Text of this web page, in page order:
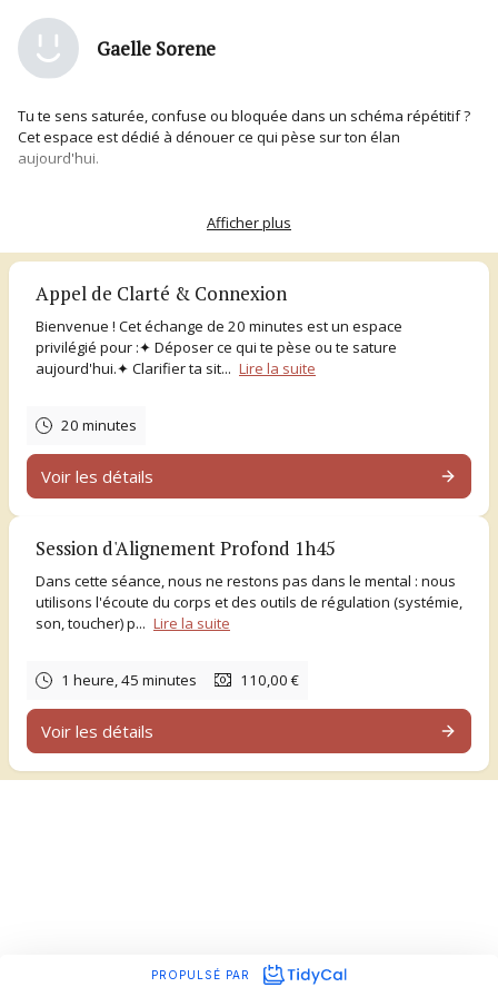
Gaelle Sorene
Tu te sens saturée, confuse ou bloquée dans un schéma répétitif ?
Cet espace est dédié à dénouer ce qui pèse sur ton élan
aujourd'hui.
Une séance qui relie le mental et le corps. Nous utilisons la parole,
libérer les tensions là où ton mental ne peut plus agir.
L'objectif :
Repartir avec une vision limpide, un système nerveux apaisé et des
clés concrètes pour retrouver ta juste place.
Visio : Possible sur demande.
Durée :1h30 d'immersion.
Si tu hésites encore, tu peux réserver un "Appel de Clarté" de 20 min
Plus d'infos : www.gaellesorene.com
Afficher plus
Appel de Clarté & Connexion
Bienvenue ! Cet échange de 20 minutes est un espace
privilégié pour :✦ Déposer ce qui te pèse ou te sature
aujourd'hui.✦ Clarifier ta sit... Lire la suite
20 minutes
Voir les détails
Session d'Alignement Profond 1h45
Dans cette séance, nous ne restons pas dans le mental : nous
utilisons l'écoute du corps et des outils de régulation (systémie,
son, toucher) p... Lire la suite
1 heure, 45 minutes 110,00 €
Voir les détails
PROPULSÉ PAR